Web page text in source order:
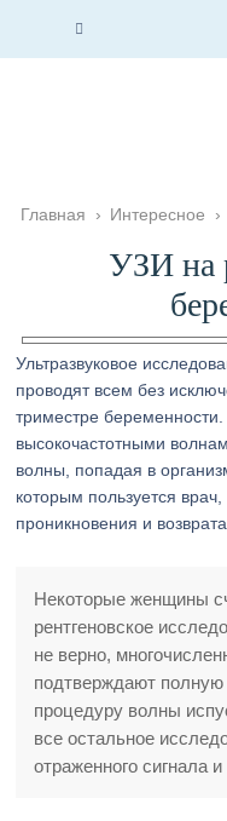
Главная › Интересное ›
УЗИ на
Ультразвуковое
проводят всем без
триместре
высокочастотными
волны, попадая в
которым пользуется
проникновения и
Некоторые женщины
рентгеновское
не верно,
подтверждают
процедуру волны
все остальное
отраженного сигнала